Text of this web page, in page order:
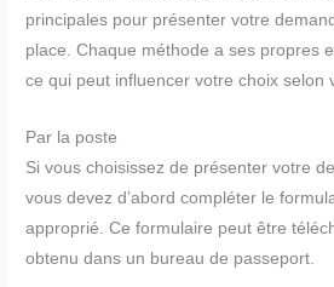
principales pour présenter votre
place. Chaque méthode a ses propres
ce qui peut influencer votre choix selon
Par la poste
Si vous choisissez de présenter votre
vous devez d’abord compléter le
approprié. Ce formulaire peut être
obtenu dans un bureau de passeport.